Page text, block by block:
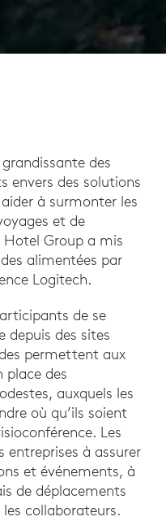
des
envers des solutions
à surmonter les
et de
Hotel Group a mis
alimentées par
Logitech.
de se
depuis des sites
permettent aux
place des
auxquels les
où qu’ils soient
Les
entreprises à assurer
et événements, à
de déplacements
collaborateurs.